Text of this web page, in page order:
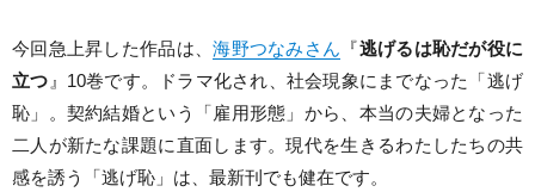
今回急上昇した作品は、海野つなみさん 『逃げるは恥だが役に
立つ 』10巻です。ドラマ化され、社会現象にまでなった「逃げ
恥」。契約結婚という「雇用形態」から、本当の夫婦となった
二人が新たな課題に直面します。現代を生きるわたしたちの共
感を誘う「逃げ恥」は、最新刊でも健在です。